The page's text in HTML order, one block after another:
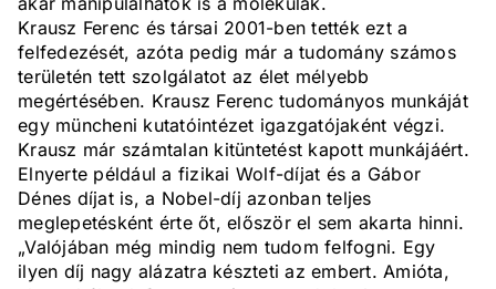
Krausz Ferenc és társai 2001-ben tették ezt a
felfedezését, azóta pedig már a tudomány számos
területén tett szolgálatot az élet mélyebb
megértésében. Krausz Ferenc tudományos munkáját
egy müncheni kutatóintézet igazgatójaként végzi.
Krausz már számtalan kitüntetést kapott munkájáért.
Elnyerte például a fizikai Wolf-díjat és a Gábor
Dénes díjat is, a Nobel-díj azonban teljes
meglepetésként érte őt, először el sem akarta hinni.
„Valójában még mindig nem tudom felfogni. Egy
ilyen díj nagy alázatra készteti az embert. Amióta,